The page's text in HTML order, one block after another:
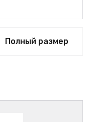
Полный размер